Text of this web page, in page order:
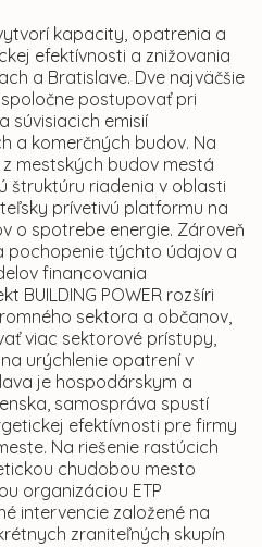
vytvorí kapacity, opatrenia a
efektívnosti a znižovania
a Bratislave. Dve najväčšie
postupovať pri
súvisiacich emisií
a komerčných budov. Na
mestských budov mestá
štruktúru riadenia v oblasti
prívetivú platformu na
o spotrebe energie. Zároveň
pochopenie týchto údajov a
financovania
BUILDING POWER rozšíri
sektora a občanov,
viac sektorové prístupy,
urýchlenie opatrení v
je hospodárskym a
samospráva spustí
efektívnosti pre firmy
Na riešenie rastúcich
chudobou mesto
organizáciou ETP
intervencie založené na
zraniteľných skupín